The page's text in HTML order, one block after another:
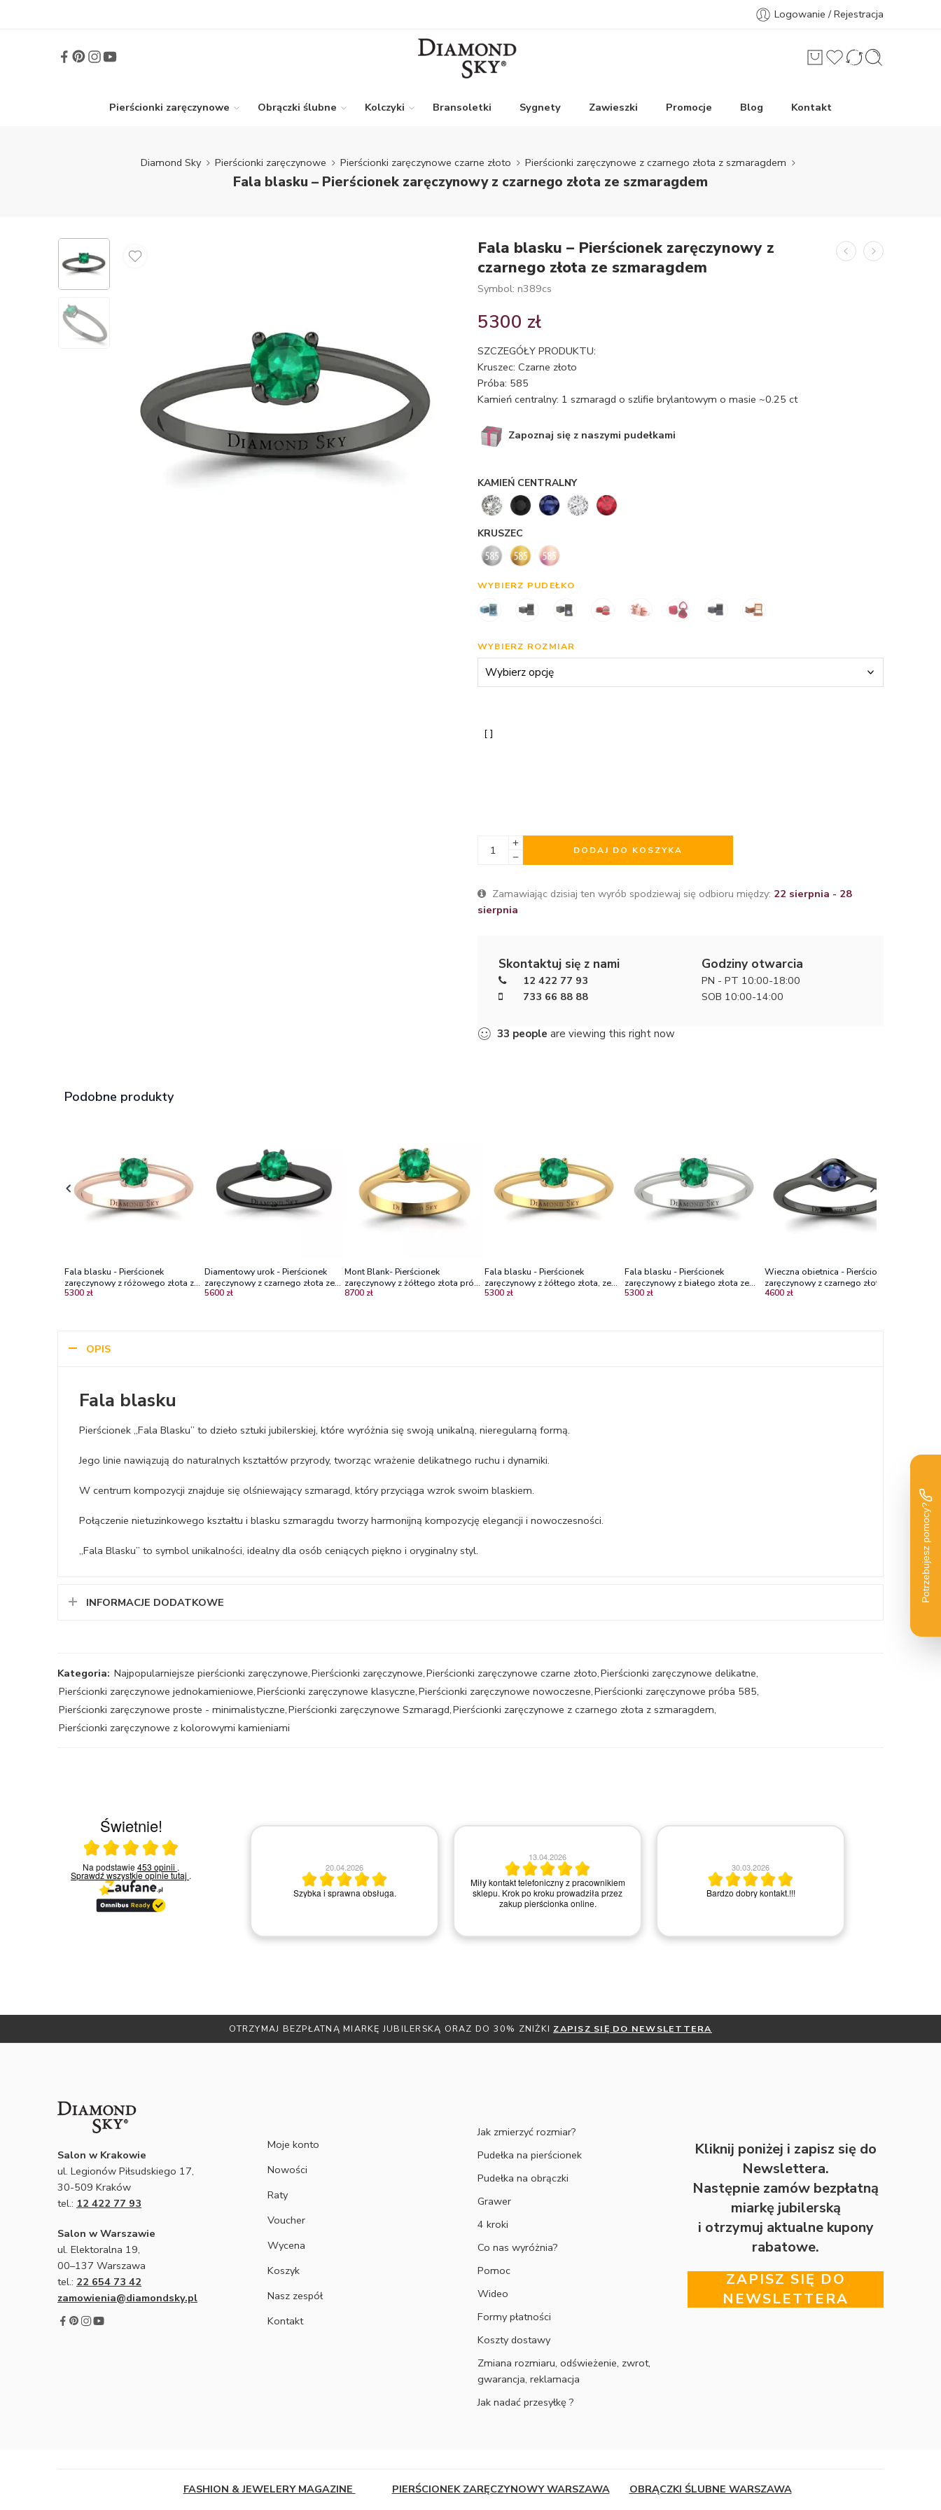
Logowanie / Rejestracja
Pierścionki zaręczynowe Obrączki ślubne Kolczyki Bransoletki Sygnety Zawieszki Promocje Blog Kontakt
Diamond Sky Pierścionki zaręczynowe Pierścionki zaręczynowe czarne złoto Pierścionki zaręczynowe z czarnego złota z szmaragdem
Fala blasku – Pierścionek zaręczynowy z czarnego złota ze szmaragdem
Fala blasku – Pierścionek zaręczynowy z
czarnego złota ze szmaragdem
Symbol: n389cs
5300 zł
SZCZEGÓŁY PRODUKTU:
Kruszec: Czarne złoto
Próba: 585
Kamień centralny: 1 szmaragd o szlifie brylantowym o masie ~0.25 ct
Zapoznaj się z naszymi pudełkami
KAMIEŃ CENTRALNY
KRUSZEC
WYBIERZ PUDEŁKO
WYBIERZ ROZMIAR
DODAJ DO KOSZYKA
Zamawiając dzisiaj ten wyrób spodziewaj się odbioru między: 22 sierpnia - 28
sierpnia
Skontaktuj się z nami
12 422 77 93
733 66 88 88
Godziny otwarcia
PN - PT 10:00-18:00
SOB 10:00-14:00
33 people are viewing this right now
Podobne produkty
Fala blasku - Pierścionek
zaręczynowy z różowego złota ze
szmaragdem
5300 zł
Diamentowy urok - Pierścionek
zaręczynowy z czarnego złota ze
szmaragdem
5600 zł
Mont Blank- Pierścionek
zaręczynowy z żółtego złota próby
585 ze szmaragdem
8700 zł
Fala blasku - Pierścionek
zaręczynowy z żółtego złota, ze
szmaragdem
5300 zł
Fala blasku - Pierścionek
zaręczynowy z białego złota ze
szmaragdem
5300 zł
Wieczna obietnica - Pierścionek
zaręczynowy z czarnego złota z
szafirem
4600 zł
OPIS
Fala blasku
Pierścionek „Fala Blasku” to dzieło sztuki jubilerskiej, które wyróżnia się swoją unikalną, nieregularną formą.
Jego linie nawiązują do naturalnych kształtów przyrody, tworząc wrażenie delikatnego ruchu i dynamiki.
W centrum kompozycji znajduje się olśniewający szmaragd, który przyciąga wzrok swoim blaskiem.
Połączenie nietuzinkowego kształtu i blasku szmaragdu tworzy harmonijną kompozycję elegancji i nowoczesności.
„Fala Blasku” to symbol unikalności, idealny dla osób ceniących piękno i oryginalny styl.
INFORMACJE DODATKOWE
Kategoria: Najpopularniejsze pierścionki zaręczynowe,Pierścionki zaręczynowe,Pierścionki zaręczynowe czarne złoto,Pierścionki zaręczynowe delikatne,
Pierścionki zaręczynowe jednokamieniowe,Pierścionki zaręczynowe klasyczne,Pierścionki zaręczynowe nowoczesne,Pierścionki zaręczynowe próba 585,
Pierścionki zaręczynowe proste - minimalistyczne,Pierścionki zaręczynowe Szmaragd,Pierścionki zaręczynowe z czarnego złota z szmaragdem,
Pierścionki zaręczynowe z kolorowymi kamieniami
Świetnie!
Ocena średnia 5 na 5
Na podstawie453 opinii .
Sprawdź wszystkie opinietutaj .
30.04.2026
Fantastyczny salon - polecam
Dariusz U.
20.04.2026
Szybka i sprawna obsługa.
13.04.2026
Miły kontakt telefoniczny z pracownikiem
sklepu. Krok po kroku prowadziła przez
zakup pierścionka online.
30.03.2026
Bardzo dobry kontakt.!!!
OTRZYMAJ BEZPŁATNĄ MIARKĘ JUBILERSKĄ ORAZ DO 30% ZNIŻKI ZAPISZ SIĘ DO NEWSLETTERA
Salon w Krakowie
ul. Legionów Piłsudskiego 17,
30-509 Kraków
tel.: 12 422 77 93
Salon w Warszawie
ul. Elektoralna 19,
00–137 Warszawa
tel.: 22 654 73 42
zamowienia@diamondsky.pl
Moje konto
Nowości
Raty
Voucher
Wycena
Koszyk
Nasz zespół
Kontakt
Jak zmierzyć rozmiar?
Pudełka na pierścionek
Pudełka na obrączki
Grawer
4 kroki
Co nas wyróżnia?
Pomoc
Wideo
Formy płatności
Koszty dostawy
Zmiana rozmiaru, odświeżenie, zwrot,
gwarancja, reklamacja
Jak nadać przesyłkę ?
Kliknij poniżej i zapisz się do
Newslettera.
Następnie zamów bezpłatną
miarkę jubilerską
i otrzymuj aktualne kupony
rabatowe.
ZAPISZ SIĘ DO
NEWSLETTERA
FASHION & JEWELERY MAGAZINE PIERŚCIONEK ZARĘCZYNOWY WARSZAWA OBRĄCZKI ŚLUBNE WARSZAWA